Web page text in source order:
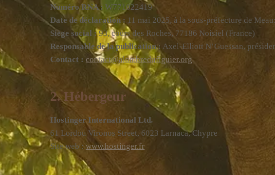
Numéro RNA : W771022419
Date de déclaration : 11 mai 2025, à la sous-préfecture de
Siège social :93, cours des Roches, 77186 Noisiel (France)
Responsable de la publication : Axel-Elliott N’Guessan,
Contact : contact@alombredufiguier.org
2. Hébergeur
Hostinger International Ltd.
61 Lordou Vironos Street, 6023 Larnaca, Chypre
Site web : www.hostinger.fr